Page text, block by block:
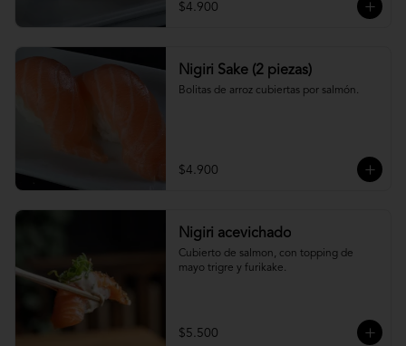
$4.900
Nigiri Sake (2 piezas)
Bolitas de arroz cubiertas por salmón.
$4.900
Nigiri acevichado
Cubierto de salmon, con topping de
mayo trigre y furikake.
$5.500